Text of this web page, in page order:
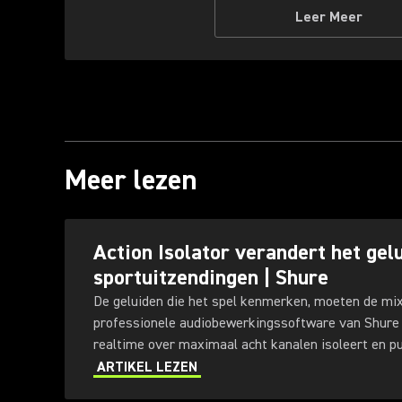
Leer Meer
Meer lezen
Action Isolator verandert het
sportuitzendingen | Shure
De geluiden die het spel kenmerken, moeten de
professionele audiobewerkingssoftware van
realtime over maximaal acht kanalen isoleert en
omgevingsgeluiden reduceert, met vijf door AI
ARTIKEL LEZEN